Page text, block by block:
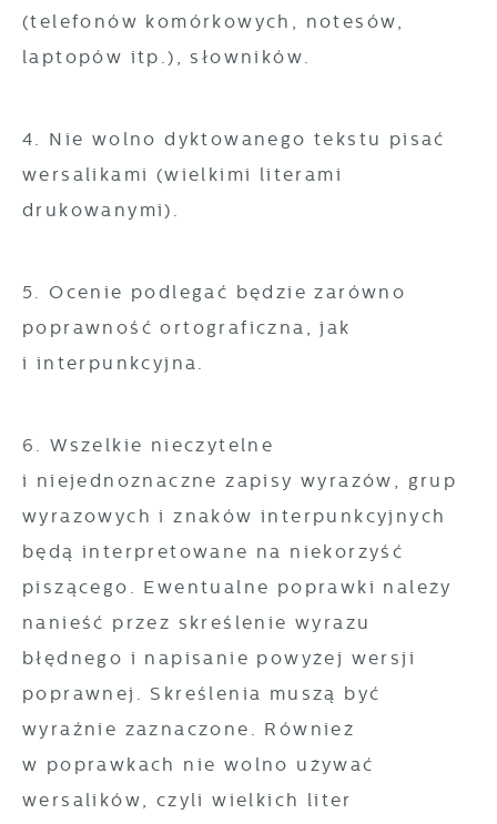
(telefonów komórkowych, notesów,
laptopów itp.), słowników.
4. Nie wolno dyktowanego tekstu pisać
wersalikami (wielkimi literami
drukowanymi).
5. Ocenie podlegać będzie zarówno
poprawność ortograficzna, jak
i interpunkcyjna.
6. Wszelkie nieczytelne
i niejednoznaczne zapisy wyrazów, grup
wyrazowych i znaków interpunkcyjnych
będą interpretowane na niekorzyść
piszącego. Ewentualne poprawki należy
nanieść przez skreślenie wyrazu
błędnego i napisanie powyżej wersji
poprawnej. Skreślenia muszą być
wyraźnie zaznaczone. Również
w poprawkach nie wolno używać
wersalików, czyli wielkich liter